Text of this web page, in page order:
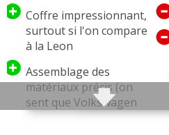
Coffre impressionnant,
surtout si l'on compare
à la Leon
Assemblage des
matériaux précis (on
sent que Volkswagen
est aux commandes)